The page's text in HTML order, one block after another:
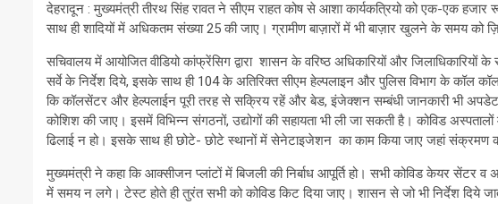
देहरादून : मुख्यमंत्री तीरथ सिंह रावत ने सीएम राहत कोष से आशा कार्यकत्रियो को एक-एक
साथ ही शादियों में अधिकतम संख्या 25 की जाए। ग्रामीण बाज़ारों में भी बाज़ार खुलने के समय
सचिवालय में आयोजित वीडियो कांफ्रेंसिग द्वारा शासन के वरिष्ठ अधिकारियों और जिलाधिकारियों
सर्वे के निर्देश दिये, इसके साथ ही 104 के अतिरिक्त सीएम हेल्पलाइन और पुलिस विभाग के कॉल
कि कॉलसेंटर और हेल्पलाईन पूरी तरह से सक्रिय रहें और बेड, इंजेक्शन सम्बंधी जानकारी भी
कोशिश की जाए। इसमें विभिन्न संगठनों, उद्योगों की सहायता भी ली जा सकती है। कोविड
ढिलाई न हो। इसके साथ ही छोटे- छोटे स्थानों में सेनेटाइजेशन का काम किया जाए जहां संक्रमण
मुख्यमंत्री ने कहा कि आक्सीजन प्लांटों में बिजली की निर्बाध आपूर्ति हो। सभी कोविड केयर सेंटर व
में समय न लगे। टेस्ट होते ही तुरंत सभी को कोविड किट दिया जाए। शासन से जो भी निर्देश दिये